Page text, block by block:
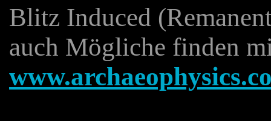
Blitz Induced
auch Mögliche finden